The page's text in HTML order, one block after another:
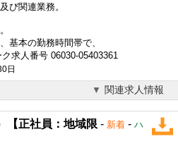
び関連業務。
基本の勤務時間帯で、
求人番号 06030-05403361
日
関連求人情報
【正社員：地域限 - 新着 - ハ